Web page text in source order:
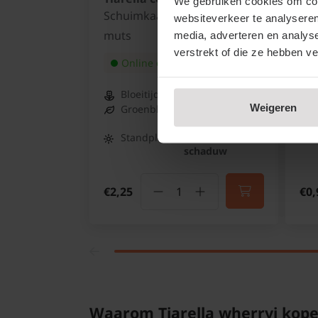
websiteverkeer te
media, adverteren en
verstrekt of die ze hebben
Weigeren
Schuimkaars of Perzische
muts
Online op voorraad
Bloeitijd:
Groenblijvend:
Standplaats:
schaduw
€2,25
Waarom Tiarella wherryi